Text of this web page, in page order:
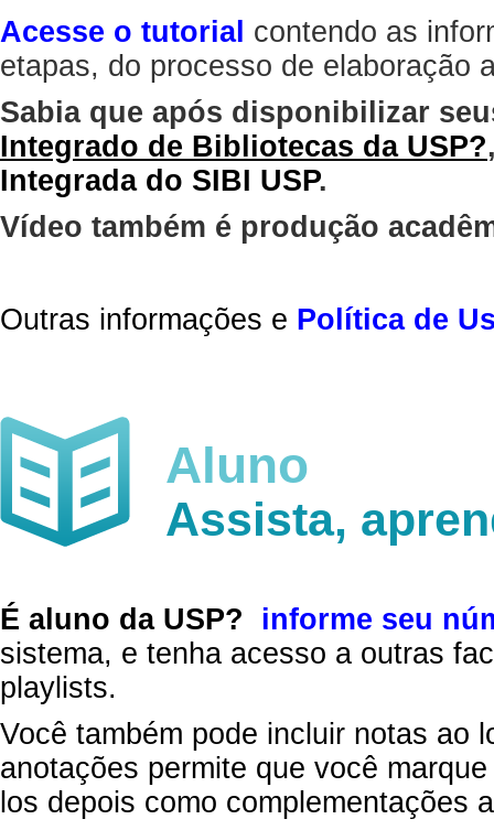
Acesse o tutorial contendo as
etapas, do processo de elaboração
Sabia que após disponibilizar
Integrado de Bibliotecas da USP?
Integrada do SIBI USP.
Vídeo também é produção
Outras informações e Política de
Aluno
Assista,
É aluno da USP?
informe seu
sistema, e tenha acesso a outras
playlists.
Você também pode incluir notas ao
anotações permite que você
los depois como complementações